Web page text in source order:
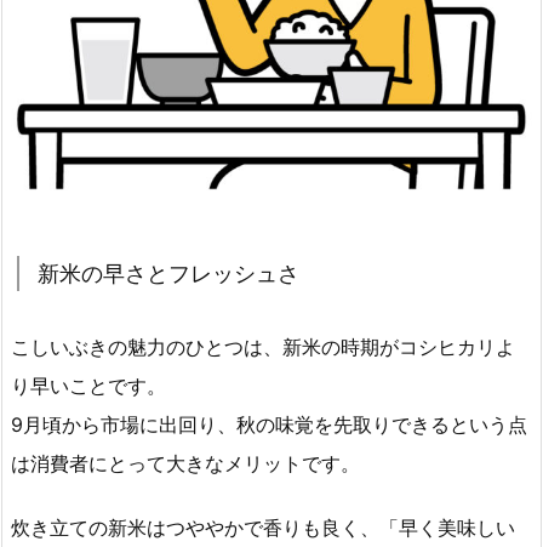
新米の早さとフレッシュさ
こしいぶきの魅力のひとつは、新米の時期がコシヒカリよ
り早いことです。
9月頃から市場に出回り、秋の味覚を先取りできるという点
は消費者にとって大きなメリットです。
炊き立ての新米はつややかで香りも良く、「早く美味しい